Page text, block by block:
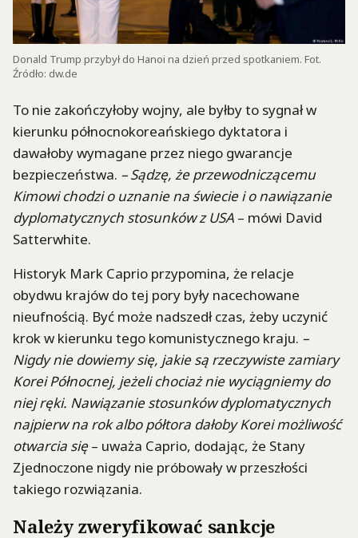
Donald Trump przybył do Hanoi na dzień przed spotkaniem. Fot.
Źródło: dw.de
To nie zakończyłoby wojny, ale byłby to sygnał w
kierunku północnokoreańskiego dyktatora i
dawałoby wymagane przez niego gwarancje
bezpieczeństwa. – Sądzę, że przewodniczącemu
Kimowi chodzi o uznanie na świecie i o nawiązanie
dyplomatycznych stosunków z USA – mówi David
Satterwhite.
Historyk Mark Caprio przypomina, że relacje
obydwu krajów do tej pory były nacechowane
nieufnością. Być może nadszedł czas, żeby uczynić
krok w kierunku tego komunistycznego kraju. –
Nigdy nie dowiemy się, jakie są rzeczywiste zamiary
Korei Północnej, jeżeli chociaż nie wyciągniemy do
niej ręki. Nawiązanie stosunków dyplomatycznych
najpierw na rok albo półtora dałoby Korei możliwość
otwarcia się– uważa Caprio, dodając, że Stany
Zjednoczone nigdy nie próbowały w przeszłości
takiego rozwiązania.
Należy zweryfikować sankcje